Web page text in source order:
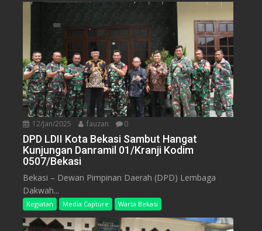
12/Jan/2025 fauzan 0
DPD LDII Kota Bekasi Sambut Hangat
Kunjungan Danramil 01/Kranji Kodim
0507/Bekasi
Bekasi – Dewan Pimpinan Daerah (DPD) Lembaga
Dakwah...
Kegiatan Media Capture Warta Bekasi